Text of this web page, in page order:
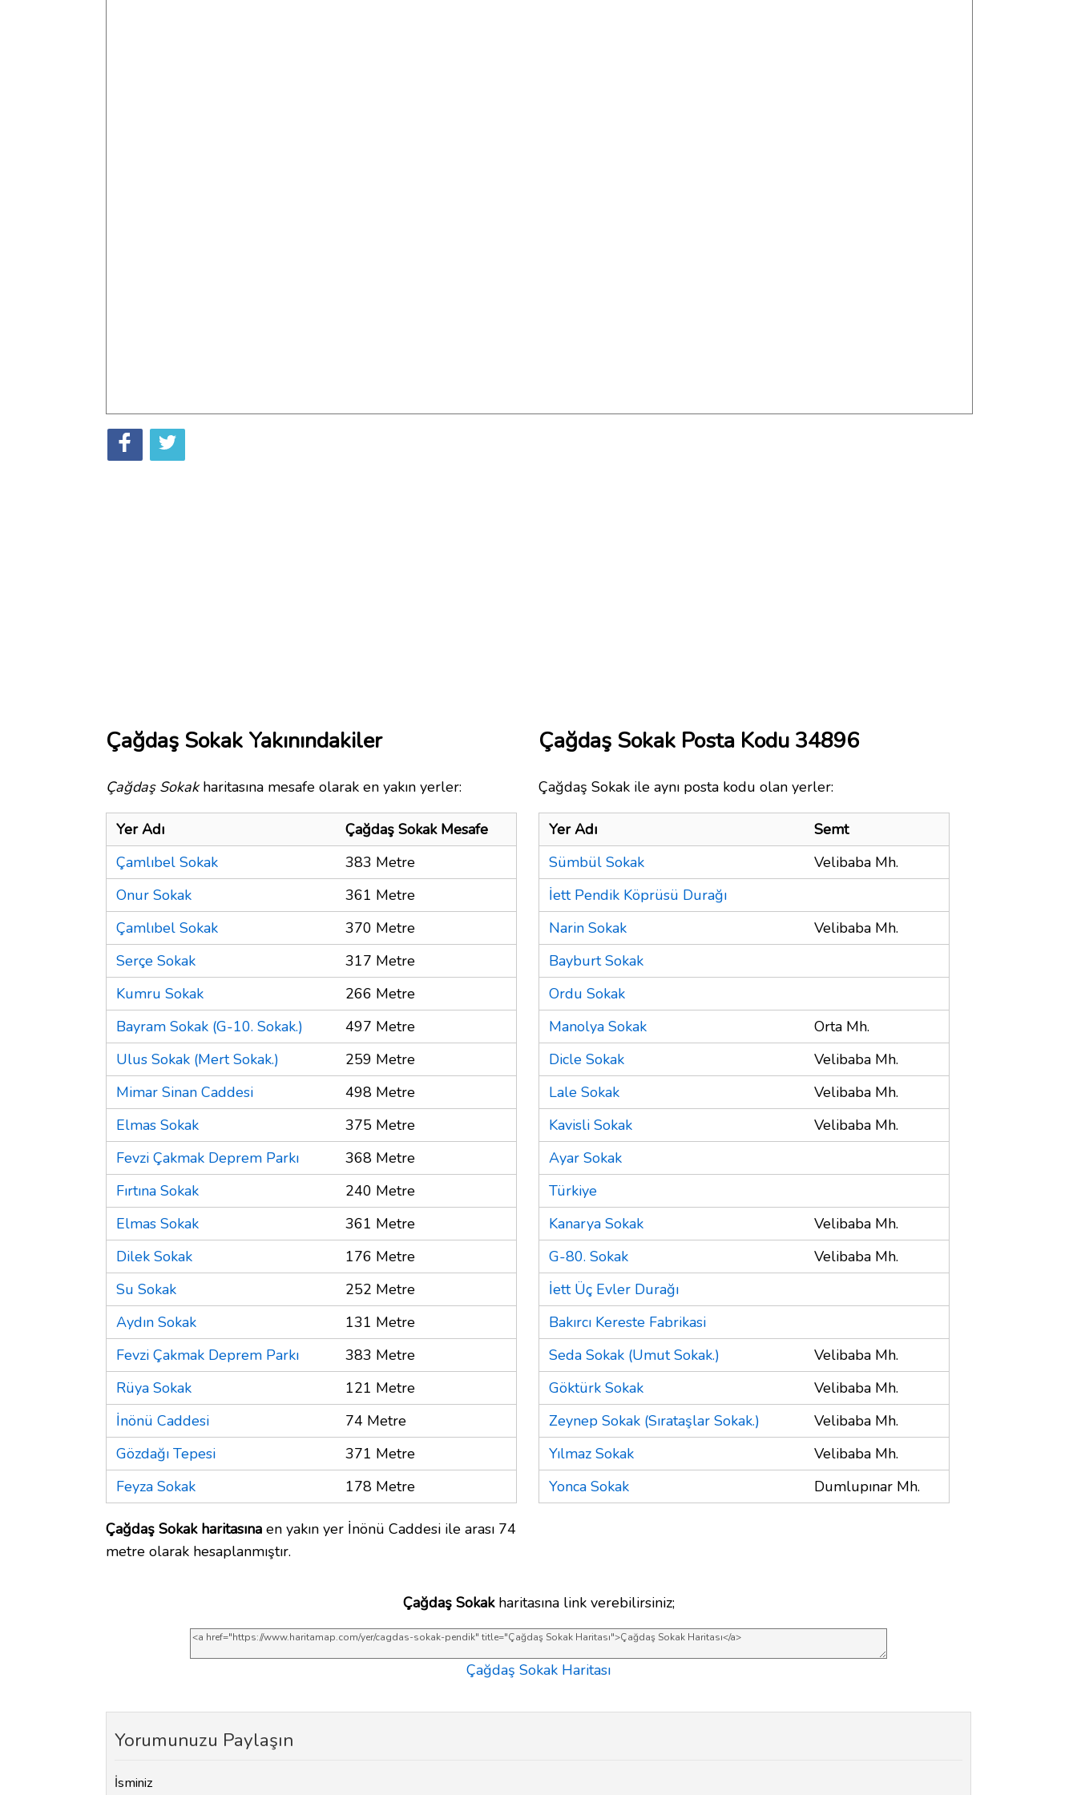
Çağdaş Sokak Yakınındakiler
Çağdaş Sokakharitasına mesafe olarak en yakın yerler:
Yer Adı
Çağdaş Sokak Mesafe
Çamlıbel Sokak
383 Metre
Onur Sokak
361 Metre
Çamlıbel Sokak
370 Metre
Serçe Sokak
317 Metre
Kumru Sokak
266 Metre
Bayram Sokak (G-10. Sokak.)
497 Metre
Ulus Sokak (Mert Sokak.)
259 Metre
Mimar Sinan Caddesi
498 Metre
Elmas Sokak
375 Metre
Fevzi Çakmak Deprem Parkı
368 Metre
Fırtına Sokak
240 Metre
Elmas Sokak
361 Metre
Dilek Sokak
176 Metre
Su Sokak
252 Metre
Aydın Sokak
131 Metre
Fevzi Çakmak Deprem Parkı
383 Metre
Rüya Sokak
121 Metre
İnönü Caddesi
74 Metre
Gözdağı Tepesi
371 Metre
Feyza Sokak
178 Metre
Çağdaş Sokak haritasına en yakın yer İnönü Caddesi ile arası 74
metre olarak hesaplanmıştır.
Çağdaş Sokak Posta Kodu 34896
Çağdaş Sokak ile aynı posta kodu olan yerler:
Yer Adı
Semt
Sümbül Sokak
Velibaba Mh.
İett Pendik Köprüsü Durağı
Narin Sokak
Velibaba Mh.
Bayburt Sokak
Ordu Sokak
Manolya Sokak
Orta Mh.
Dicle Sokak
Velibaba Mh.
Lale Sokak
Velibaba Mh.
Kavisli Sokak
Velibaba Mh.
Ayar Sokak
Türkiye
Kanarya Sokak
Velibaba Mh.
G-80. Sokak
Velibaba Mh.
İett Üç Evler Durağı
Bakırcı Kereste Fabrikasi
Seda Sokak (Umut Sokak.)
Velibaba Mh.
Göktürk Sokak
Velibaba Mh.
Zeynep Sokak (Sırataşlar Sokak.)
Velibaba Mh.
Yılmaz Sokak
Velibaba Mh.
Yonca Sokak
Dumlupınar Mh.
Çağdaş Sokakharitasına link verebilirsiniz;
Çağdaş Sokak Haritası
Yorumunuzu Paylaşın
İsminiz